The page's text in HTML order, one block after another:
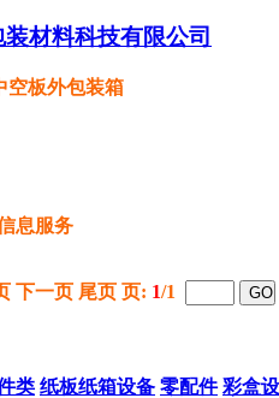
材料科技有限公司
空板外包装箱
息服务
下一页 尾页 页: 1/1
类 纸板纸箱设备 零配件 彩盒